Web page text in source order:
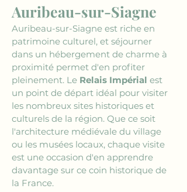
Auribeau-sur-Siagne
Auribeau-sur-Siagne est riche en
patrimoine culturel, et séjourner
dans un hébergement de charme à
proximité permet d'en profiter
pleinement. Le Relais Impérial est
un point de départ idéal pour visiter
les nombreux sites historiques et
culturels de la région. Que ce soit
l'architecture médiévale du village
ou les musées locaux, chaque visite
est une occasion d'en apprendre
davantage sur ce coin historique de
la France.